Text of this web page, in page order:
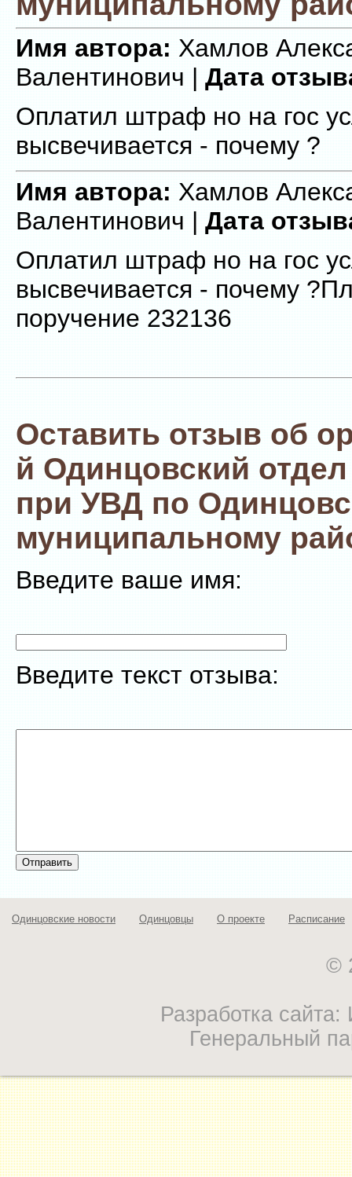
Имя автора:Хамлов
Валентинович |Дата
Оплатил штраф но на гос
высвечивается - почему ?
Имя автора:Хамлов
Валентинович |Дата
Оплатил штраф но на гос
высвечивается - почему
поручение 232136
Оставить отзыв об
й Одинцовский
при УВД по
муниципальному
Введите ваше имя:
Введите текст отзыва:
Одинцовские новости Одинцовцы О проекте Расписание
©
Разработка
Генеральный